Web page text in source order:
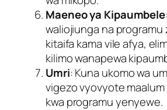
Maeneo ya Kipaumbele
waliojiunga na programu
kitaifa kama vile afya,
kilimo wanapewa
Umri: Kuna ukomo wa
vigezo vyovyote
kwa programu yenyewe.